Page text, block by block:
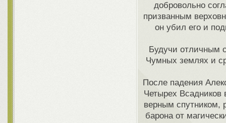
добровольно
призванным
он убил его и
Будучи отличным
Чумных землях и
После падения
Четырех
верным спутником,
барона от